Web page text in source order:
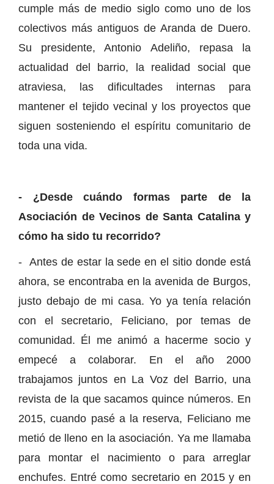
cumple más de medio siglo como uno de los
colectivos más antiguos de Aranda de Duero.
Su presidente, Antonio Adeliño, repasa la
actualidad del barrio, la realidad social que
atraviesa, las dificultades internas para
mantener el tejido vecinal y los proyectos que
siguen sosteniendo el espíritu comunitario de
toda una vida.
- ¿Desde cuándo formas parte de la
Asociación de Vecinos de Santa Catalina y
cómo ha sido tu recorrido?
- Antes de estar la sede en el sitio donde está
ahora, se encontraba en la avenida de Burgos,
justo debajo de mi casa. Yo ya tenía relación
con el secretario, Feliciano, por temas de
comunidad. Él me animó a hacerme socio y
empecé a colaborar. En el año 2000
trabajamos juntos en La Voz del Barrio, una
revista de la que sacamos quince números. En
2015, cuando pasé a la reserva, Feliciano me
metió de lleno en la asociación. Ya me llamaba
para montar el nacimiento o para arreglar
enchufes. Entré como secretario en 2015 y en